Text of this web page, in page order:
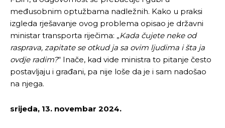
međusobnim optužbama nadležnih. Kako u praksi
izgleda rješavanje ovog problema opisao je državni
ministar transporta riječima: „Kada čujete neke od
rasprava, zapitate se otkud ja sa ovim ljudima i šta ja
ovdje radim?“ Inače, kad vide ministra to pitanje često
postavljaju i građani, pa nije loše da je i sam nadošao
na njega.
srijeda, 13. novembar 2024.